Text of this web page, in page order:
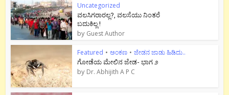
Uncategorized
ವಲಸಿಗರಾರಲ್ಲ?, ವಲಸೆಯು ನಿಂತರೆ
ಬದುಕಿಲ್ಲ !
by Guest Author
Featured • ಅಂಕಣ • ಜೇಡನ ಜಾಡು ಹಿಡಿದು..
ಗೋಡೆಯ ಮೇಲಿನ ಜೇಡ- ಭಾಗ ೨
by Dr. Abhijith A P C